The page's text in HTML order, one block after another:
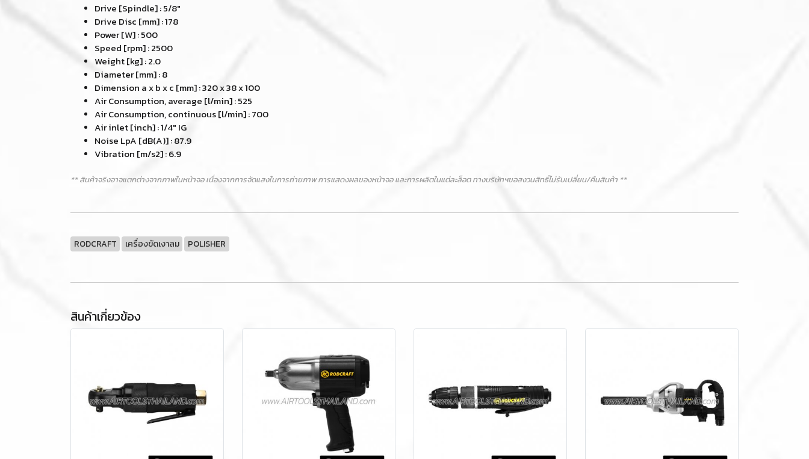
Drive [Spindle] : 5/8"
Drive Disc [mm] : 178
Power [W] : 500
Speed [rpm] : 2500
Weight [kg] : 2.0
Diameter [mm] : 8
Dimension a x b x c [mm] : 320 x 38 x 100
Air Consumption, average [l/min] : 525
Air Consumption, continuous [l/min] : 700
Air inlet [inch] : 1/4" IG
Noise LpA [dB(A)] : 87.9
Vibration [m/s2] : 6.9
** สินค้าจริงอาจแตกต่างจากภาพในหน้าจอ เนื่องจากการจัดแสงในการถ่ายภาพ การแสดงผลของหน้าจอ และการผลิตในแต่ละล็อต ทางบริษัทฯขอสงวนสิทธิ์ไม่รับเปลี่ยน/คืนสินค้า **
RODCRAFT เครื่องขัดเงาลม POLISHER
สินค้าเกี่ยวข้อง